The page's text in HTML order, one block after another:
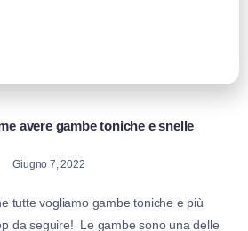
avere gambe toniche e snelle
Giugno 7, 2022
tutte vogliamo gambe toniche e più
da seguire! Le gambe sono una delle